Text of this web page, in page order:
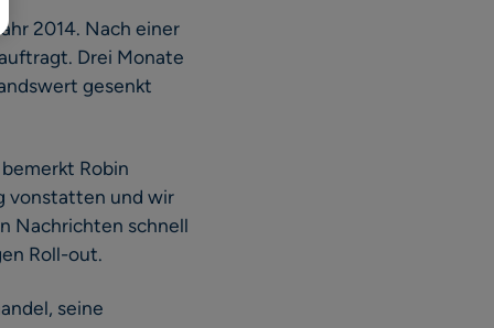
2014. Nach einer
Drei Monate
gesenkt
Robin
vonstatten und wir
Nachrichten schnell
Roll-out.
seine